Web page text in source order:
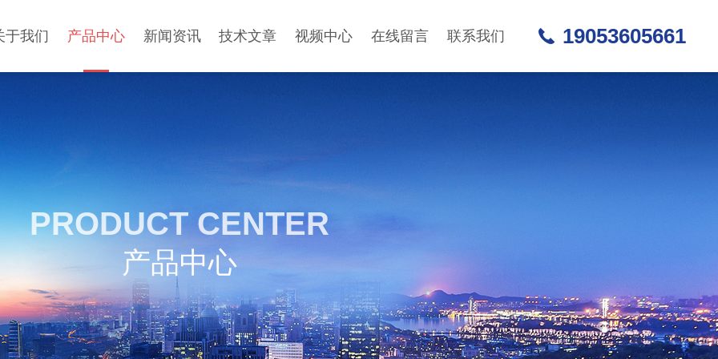
于我们 产品中心 新闻资讯 技术文章 视频中心 在线留言 联系我们 19053605661
PRODUCT CENTER
产品中心